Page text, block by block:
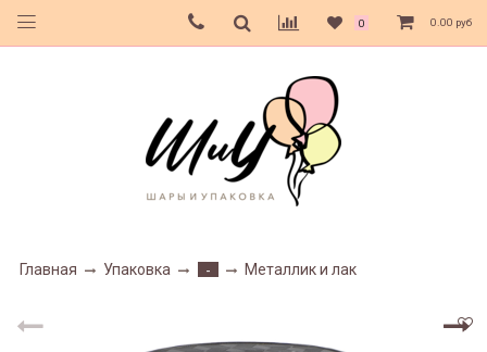
0 0.00 руб
Главная Упаковка - Металлик и лак